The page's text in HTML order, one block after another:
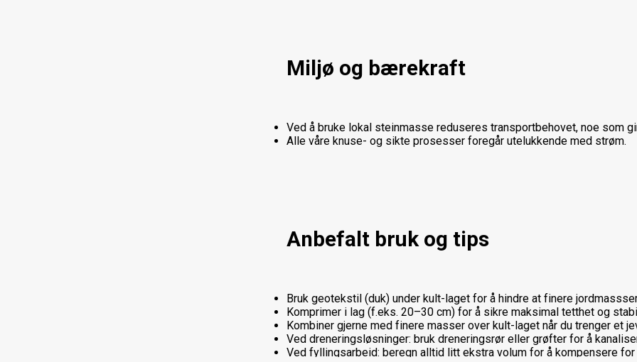
Miljø og bærekraft
Ved å bruke lokal steinmasse reduseres transportbehovet, noe som
Alle våre knuse- og sikte prosesser foregår utelukkende med strøm.
Anbefalt bruk og tips
Bruk geotekstil (duk) under kult-laget for å hindre at finere
Komprimer i lag (f.eks. 20–30 cm) for å sikre maksimal tetthet og
Kombiner gjerne med finere masser over kult-laget når du trenger et
Ved dreneringsløsninger: bruk dreneringsrør eller grøfter for å
Ved fyllingsarbeid: beregn alltid litt ekstra volum for å kompensere